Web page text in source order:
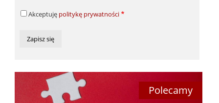
mail
Wyrażam
osobowych
zasadach
Akceptuję politykę prywatności